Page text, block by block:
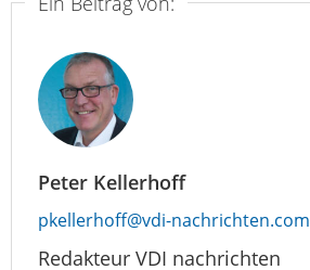
Peter Kellerhoff
pkellerhoff@vdi-nachrichten.com
Redakteur VDI nachrichten